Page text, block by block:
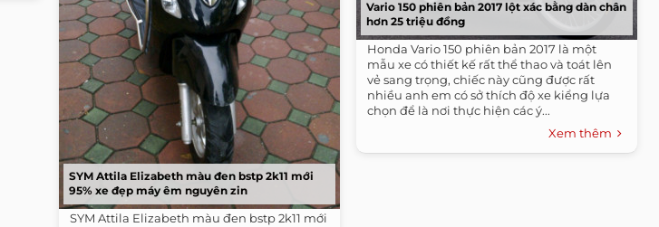
SYM Attila Elizabeth màu đen bstp 2k11 mới
95% xe đẹp máy êm nguyên zin
SYM Attila Elizabeth màu đen bstp 2k11 mới
Vario 150 phiên bản 2017 lột xác bằng dàn chân
hơn 25 triệu đồng
Honda Vario 150 phiên bản 2017 là một
mẫu xe có thiết kế rất thể thao và toát lên
vẻ sang trọng, chiếc này cũng được rất
nhiều anh em có sở thích độ xe kiểng lựa
chọn để là nơi thực hiện các ý...
Xem thêm